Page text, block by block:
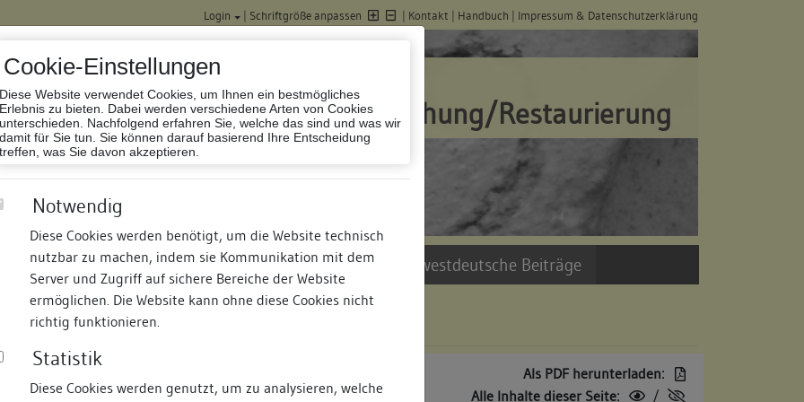
Cookie-Einstellungen
Diese Website verwendet Cookies, um Ihnen ein bestmögliches
Erlebnis zu bieten. Dabei werden verschiedene Arten von Cookies
unterschieden. Nachfolgend erfahren Sie, welche das sind und was wir
damit für Sie tun. Sie können darauf basierend Ihre Entscheidung
treffen, was Sie davon akzeptieren.
Notwendig
Diese Cookies werden benötigt, um die Website technisch
nutzbar zu machen, indem sie Kommunikation mit dem
Server und Zugriff auf sichere Bereiche der Website
ermöglichen. Die Website kann ohne diese Cookies nicht
richtig funktionieren.
Statistik
Diese Cookies werden genutzt, um zu analysieren, welche
Login | Schriftgröße anpassen | Kontakt | Handbuch | Impressum & Datenschutzerklärung
Datenbank Bauforschung/Restaurierung
Termine Suche Freie Bauforscher:innen Südwestdeutsche Beiträge
Als PDF herunterladen:
Alle Inhalte dieser Seite:
/